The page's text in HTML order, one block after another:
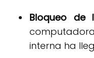
Bloqueo de
interna ha